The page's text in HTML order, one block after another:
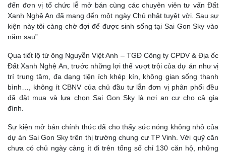
đến đơn vị tổ chức lễ mở bán cùng các chuyên viên tư vấn Đất
Xanh Nghệ An đã mang đến một ngày Chủ nhật tuyệt vời. Sau sự
kiện này tôi càng chờ đợi để được sinh sống tại Sai Gon Sky vào
năm sau”.
Qua tiết lộ từ ông Nguyễn Việt Anh – TGĐ Công ty CPDV & Địa ốc
Đất Xanh Nghệ An, trước những lợi thế vượt trội của dự án như vị
trí trung tâm, đa dạng tiện ích khép kín, không gian sống thanh
bình…, không ít CBNV của chủ đầu tư lẫn đơn vị phân phối đều
đã đặt mua và lựa chọn Sai Gon Sky là nơi an cư cho cả gia
đình.
Sự kiện mở bán chính thức đã cho thấy sức nóng không nhỏ của
dự án Sai Gon Sky trên thị trường chung cư TP Vinh. Với quỹ căn
chưa có chủ ngày càng ít đi trên tổng số chỉ 130 căn hộ, những